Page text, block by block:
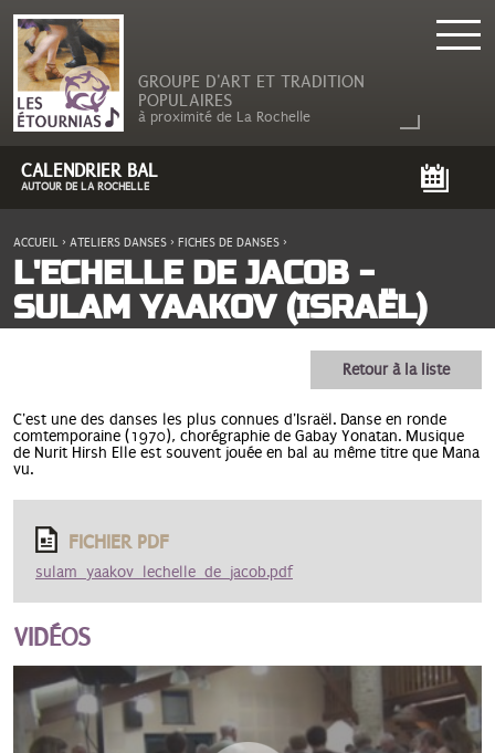
GROUPE D'ART ET TRADITION
POPULAIRES
à proximité de La Rochelle
CALENDRIER BAL
AUTOUR DE LA ROCHELLE
VOUS ÊTES ICI
ACCUEIL › ATELIERS DANSES › FICHES DE DANSES ›
L'ECHELLE DE JACOB -
SULAM YAAKOV (ISRAËL)
Retour à la liste
C'est une des danses les plus connues d'Israël. Danse en ronde
comtemporaine (1970), chorégraphie de Gabay Yonatan. Musique
de Nurit Hirsh Elle est souvent jouée en bal au même titre que Mana
vu.
FICHIER PDF
sulam_yaakov_lechelle_de_jacob.pdf
VIDÉOS